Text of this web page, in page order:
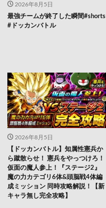
2026年8月5日
最強チームが終了した瞬間#shorts
#ドッカンバトル
2026年8月5日
【ドッカンバトル】知属性憲兵か
ら蹴散らせ！ 憲兵をやっつけろ！
仮面の魔人参上！『ステージ2』
魔の力カテゴリ6体&頭脳戦4体編
成ミッション 同時攻略解説！【新
キャラ無し完全攻略】